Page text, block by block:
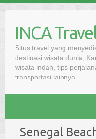
contentINCA
Situs travel yang
destinasi wisata dunia,
wisata indah, tips
transportasi lainnya.
Senegal